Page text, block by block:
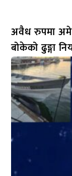
अवैध रुपमा
बोकेको ढुङ्गा